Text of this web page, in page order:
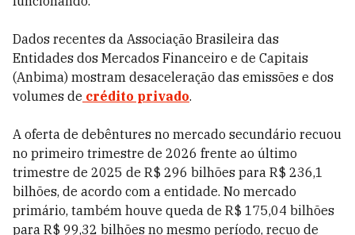
Dados recentes da Associação Brasileira das
Entidades dos Mercados Financeiro e de Capitais
(Anbima) mostram desaceleração das emissões e dos
volumes de crédito privado.
A oferta de debêntures no mercado secundário recuou
no primeiro trimestre de 2026 frente ao último
trimestre de 2025 de R$ 296 bilhões para R$ 236,1
bilhões, de acordo com a entidade. No mercado
primário, também houve queda de R$ 175,04 bilhões
para R$ 99,32 bilhões no mesmo período, recuo de